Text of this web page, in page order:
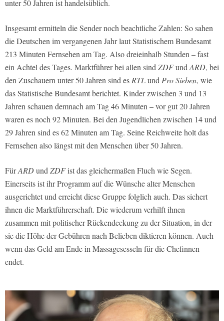
unter 50 Jahren ist handelsüblich.
Insgesamt ermitteln die Sender noch beachtliche Zahlen: So sahen
die Deutschen im vergangenen Jahr laut Statistischem Bundesamt
213 Minuten Fernsehen am Tag. Also dreieinhalb Stunden – fast
ein Achtel des Tages. Marktführer bei allen sind ZDFund ARD, bei
den Zuschauern unter 50 Jahren sind es RTLund Pro Sieben, wie
das Statistische Bundesamt berichtet. Kinder zwischen 3 und 13
Jahren schauen demnach am Tag 46 Minuten – vor gut 20 Jahren
waren es noch 92 Minuten. Bei den Jugendlichen zwischen 14 und
29 Jahren sind es 62 Minuten am Tag. Seine Reichweite holt das
Fernsehen also längst mit den Menschen über 50 Jahren.
FürARDund ZDFist das gleichermaßen Fluch wie Segen.
Einerseits ist ihr Programm auf die Wünsche alter Menschen
ausgerichtet und erreicht diese Gruppe folglich auch. Das sichert
ihnen die Marktführerschaft. Die wiederum verhilft ihnen
zusammen mit politischer Rückendeckung zu der Situation, in der
sie die Höhe der Gebühren nach Belieben diktieren können. Auch
wenn das Geld am Ende in Massagesesseln für die Chefinnen
endet.